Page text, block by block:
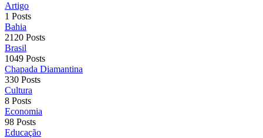
Artigo
1 Posts
Bahia
2120 Posts
Brasil
1049 Posts
Chapada Diamantina
330 Posts
Cultura
8 Posts
Economia
98 Posts
Educação